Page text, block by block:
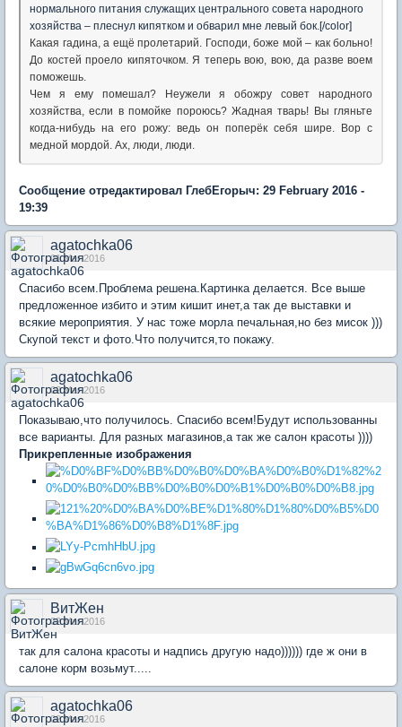
нормального питания служащих центрального совета народного
хозяйства – плеснул кипятком и обварил мне левый бок.[/color]
Какая гадина, а ещё пролетарий. Господи, боже мой – как больно!
До костей проело кипяточком. Я теперь вою, вою, да разве воем
поможешь.
Чем я ему помешал? Неужели я обожру совет народного
хозяйства, если в помойке пороюсь? Жадная тварь! Вы гляньте
когда-нибудь на его рожу: ведь он поперёк себя шире. Вор с
медной мордой. Ах, люди, люди.
Сообщение отредактировал ГлебЕгорыч: 29 February 2016 -
19:39
agatochka06
01 Mar 2016
Спасибо всем.Проблема решена.Картинка делается. Все выше
предложенное избито и этим кишит инет,а так де выставки и
всякие мероприятия. У нас тоже морла печальная,но без мисок )))
Скупой текст и фото.Что получится,то покажу.
agatochka06
02 Mar 2016
Показываю,что получилось. Спасибо всем!Будут использованны
все варианты. Для разных магазинов,а так же салон красоты ))))
Прикрепленные изображения
ВитЖен
02 Mar 2016
так для салона красоты и надпись другую надо)))))) где ж они в
салоне корм возьмут.....
agatochka06
02 Mar 2016